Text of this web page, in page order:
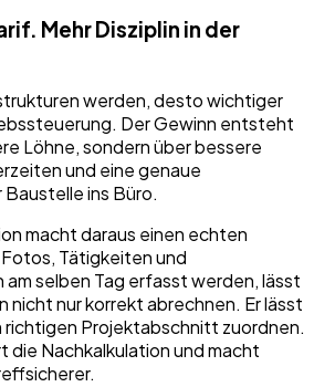
Mehr Disziplin in der
werden, desto wichtiger
Der Gewinn entsteht
Löhne, sondern über bessere
und eine genaue
ins Büro.
macht daraus einen echten
Tätigkeiten und
am selben Tag erfasst werden, lässt
nicht nur korrekt abrechnen. Er lässt
richtigen Projektabschnitt zuordnen.
die Nachkalkulation und macht